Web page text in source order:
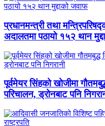
प्रधानमन्त्री तथा
अदालतमा पठायो १५२ थान
पूर्वमेयर सिंहको खोजीमा
परिचालन, ड्रोनबाट पनि